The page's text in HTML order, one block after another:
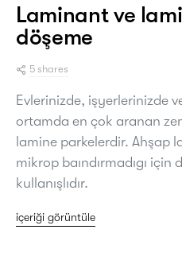
Laminant ve
döşeme
5 shares
Evlerinizde, işyerlerinizde
ortamda en çok aranan
lamine parkelerdir. Ahşap
mikrop baındırmadıgı için
kullanışlıdır.
içeriği görüntüle